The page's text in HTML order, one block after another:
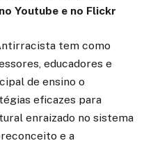
Youtube e no Flickr
tem como
educadores e
de ensino o
eficazes para
enraizado no sistema
e a